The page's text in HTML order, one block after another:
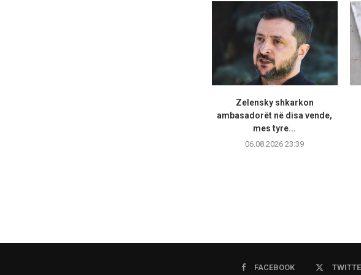
Zelensky shkarkon
ambasadorët në disa vende,
mes tyre...
06.08.2026 23:39
FACEBOOK